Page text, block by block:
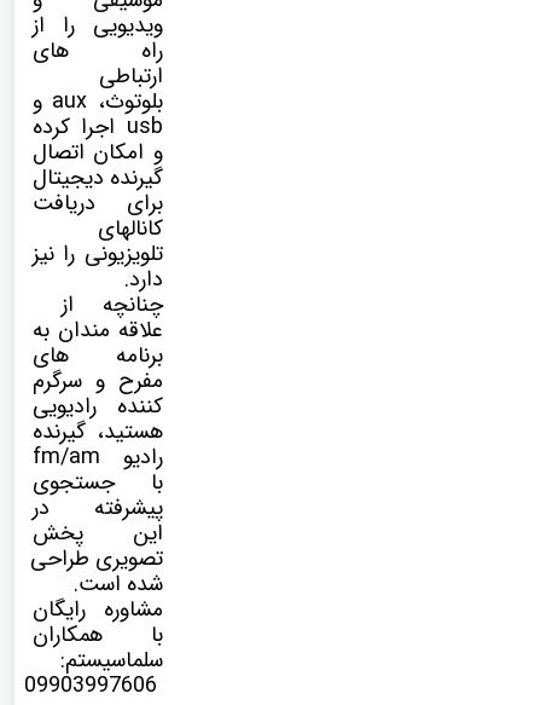
ویدیویی را از
راه های
ارتباطی
بلوتوث، aux و
usb اجرا کرده
و امکان اتصال
گیرنده دیجیتال
برای دریافت
کانالهای
تلویزیونی را نیز
دارد.
چنانچه از
علاقه مندان به
برنامه های
مفرح و سرگرم
کننده رادیویی
هستید، گیرنده
رادیو fm/am
با جستجوی
پیشرفته در
این پخش
تصویری طراحی
شده است.
مشاوره رایگان
با همکاران
سلماسیستم:
09903997606